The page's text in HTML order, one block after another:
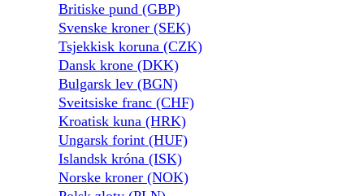
Britiske pund (GBP)
Svenske kroner (SEK)
Tsjekkisk koruna (CZK)
Dansk krone (DKK)
Bulgarsk lev (BGN)
Sveitsiske franc (CHF)
Kroatisk kuna (HRK)
Ungarsk forint (HUF)
Islandsk króna (ISK)
Norske kroner (NOK)